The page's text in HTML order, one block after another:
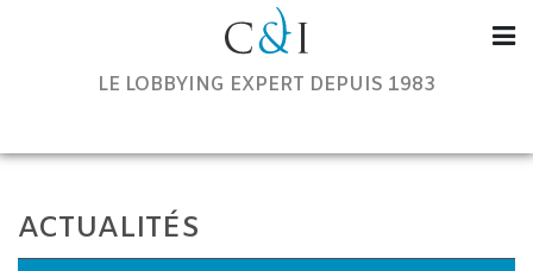
Communication & Institutions
LE LOBBYING EXPERT DEPUIS 1983
ACTUALITÉS